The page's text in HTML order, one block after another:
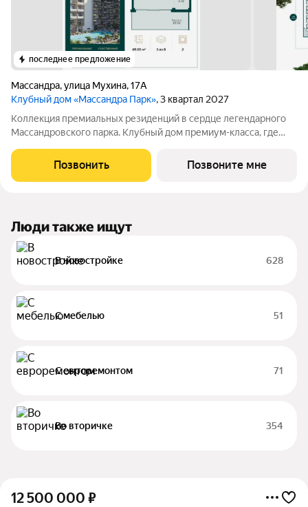
последнее предложение
Массандра,улица Мухина,17А
Клубный дом «Массандра Парк», 3 квартал 2027
Коллекция премиальных резиденций в сердце легендарного
Массандровского парка. Клубный дом премиум-класса, где
пространство для жизни у моря. Здесь приватность,
панорамные виды и атмосфера курорта
Позвонить Позвоните мне
Люди также ищут
В новостройке 628
С мебелью 51
С евроремонтом 71
Во вторичке 354
12 500 000 ₽